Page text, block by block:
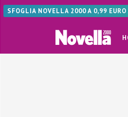
SFOGLIA NOVELLA 2000 A 0,99 EURO